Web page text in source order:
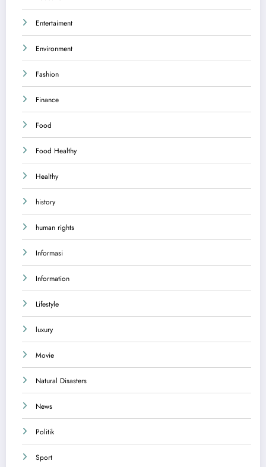
Entertaiment
Environment
Fashion
Finance
Food
Food Healthy
Healthy
history
human rights
Informasi
Information
Lifestyle
luxury
Movie
Natural Disasters
News
Politik
Sport